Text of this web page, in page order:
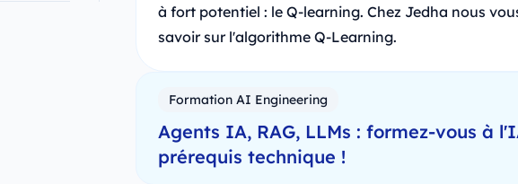
à fort potentiel : le Q-learning. Chez Jedha nous
savoir sur l'algorithme Q-Learning.
Formation AI Engineering
Agents IA, RAG, LLMs : formez-vous à
prérequis technique !